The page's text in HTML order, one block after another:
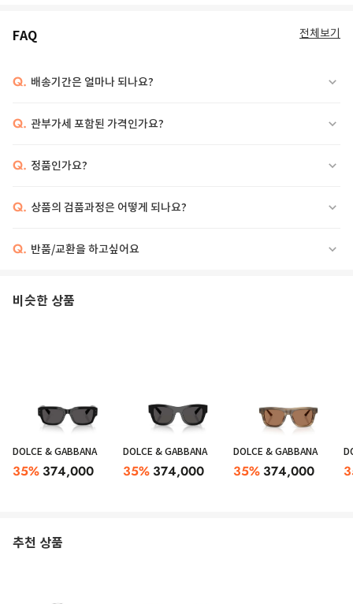
FAQ 전체보기
Q. 배송기간은 얼마나 되나요?
Q. 관부가세 포함된 가격인가요?
Q. 정품인가요?
Q. 상품의 검품과정은 어떻게 되나요?
Q. 반품/교환을 하고싶어요
비슷한 상품
DOLCE & GABBANA
35% 374,000
DOLCE & GABBANA
35% 374,000
DOLCE & GABBANA
35% 374,000
추천 상품